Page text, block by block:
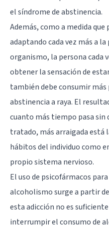
el síndrome de abstinencia.
Además, como a medida
adaptando cada vez más a
organismo, la persona cada
obtener la sensación de
también debe consumir
abstinencia a raya. El
cuanto más tiempo pasa sin
tratado, más arraigada
hábitos del individuo como
propio sistema nervioso.
El uso de psicofármacos
alcoholismo surge a partir
esta adicción no es
interrumpir el consumo de